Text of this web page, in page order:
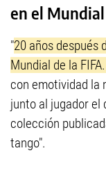
en el Mundial
"20 años después
Mundial de la
con emotividad la
junto al jugador el
colección
tango".